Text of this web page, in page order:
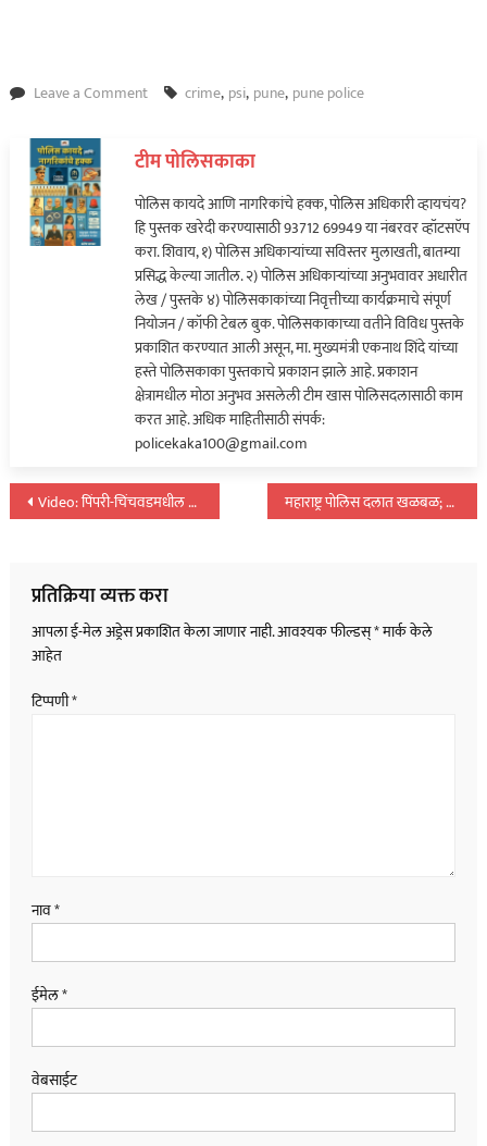
Leave a Commenton
पुणे
दलातील
PSI
संदीप
कदम
यांचे
निलंबन…
crime, psi, pune, pune police
टीम पोलिसकाका
पोलिस कायदे आणि नागरिकांचे हक्क, पोलिस अधिकारी व्हायचंय?
हि पुस्तक खरेदी करण्यासाठी 93712 69949 या नंबरवर व्हॉटसऍप
करा. शिवाय, १) पोलिस अधिकाऱ्यांच्या सविस्तर मुलाखती, बातम्या
प्रसिद्ध केल्या जातील. २) पोलिस अधिकाऱ्यांच्या अनुभवावर अधारीत
लेख / पुस्तके ४) पोलिसकाकांच्या निवृत्तीच्या कार्यक्रमाचे संपूर्ण
नियोजन / कॉफी टेबल बुक. पोलिसकाकाच्या वतीने विविध पुस्तके
प्रकाशित करण्यात आली असून, मा. मुख्यमंत्री एकनाथ शिंदे यांच्या
हस्ते पोलिसकाका पुस्तकाचे प्रकाशन झाले आहे. प्रकाशन
क्षेत्रामधील मोठा अनुभव असलेली टीम खास पोलिसदलासाठी काम
करत आहे. अधिक माहितीसाठी संपर्क:
policekaka100@gmail.com
पोस्टचे
Video: पिंपरी-चिंचवडमधील बावधन येथे जमिनीच्या ताब्यावरून तणाव आणि गोळीबार… महाराष्ट्र पोलिस दलात खळबळ; नऊ पोलिसांना जन्मठेपेची शिक्षा; पाहा नावे…
प्रतिक्रिया व्यक्त करा
आपला ई-मेल अड्रेस प्रकाशित केला जाणार नाही.आवश्यक फील्डस्*मार्क केले
आहेत
टिप्पणी*
नाव*
ईमेल*
वेबसाईट